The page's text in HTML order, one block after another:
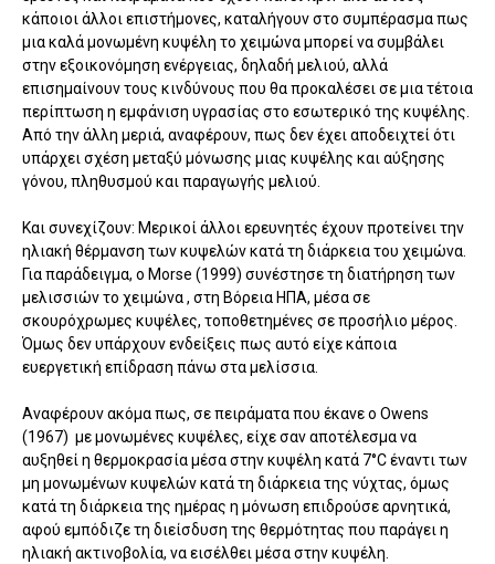
κάποιοι άλλοι επιστήμονες, καταλήγουν στο συμπέρασμα πως
μια καλά μονωμένη κυψέλη το χειμώνα μπορεί να συμβάλει
στην εξοικονόμηση ενέργειας, δηλαδή μελιού, αλλά
επισημαίνουν τους κινδύνους που θα προκαλέσει σε μια τέτοια
περίπτωση η εμφάνιση υγρασίας στο εσωτερικό της κυψέλης.
Από την άλλη μεριά, αναφέρουν, πως δεν έχει αποδειχτεί ότι
υπάρχει σχέση μεταξύ μόνωσης μιας κυψέλης καιαύξησης
γόνου, πληθυσμού και παραγωγής μελιού.
Και συνεχίζουν: Μερικοί άλλοι ερευνητές έχουν προτείνειτην
ηλιακή θέρμανση των κυψελών κατά τη διάρκεια του χειμώνα.
Για παράδειγμα, ο Morse (1999) συνέστησετη διατήρηση των
μελισσιών το χειμώνα , στη Βόρεια ΗΠΑ, μέσα σε
σκουρόχρωμες κυψέλες, τοποθετημένες σε προσήλιο μέρος.
Όμως δεν υπάρχουν ενδείξεις πως αυτό είχε κάποια
ευεργετική επίδραση πάνω στα μελίσσια.
Αναφέρουν ακόμα πως, σε πειράματα που έκανε ο Owens
(1967) με μονωμένες κυψέλες, είχε σαν αποτέλεσμα να
αυξηθεί η θερμοκρασία μέσα στην κυψέλη κατά 7°Cέναντιτων
μη μονωμένωνκυψελώνκατά τη διάρκεια της νύχτας, όμως
κατά τη διάρκεια της ημέρας η μόνωση επιδρούσε αρνητικά,
αφού εμπόδιζετη διείσδυση της θερμότητας που παράγει η
ηλιακή ακτινοβολία, να εισέλθειμέσαστην κυψέλη.